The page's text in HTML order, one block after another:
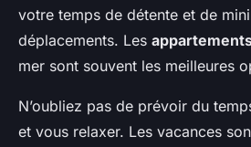
votre temps de détente et de
déplacements. Les
mer sont souvent les meilleures
N’oubliez pas de prévoir du
et vous relaxer. Les vacances